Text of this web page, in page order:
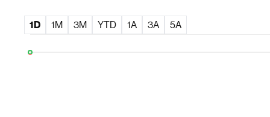
1D 1M 3M YTD 1A 3A 5A